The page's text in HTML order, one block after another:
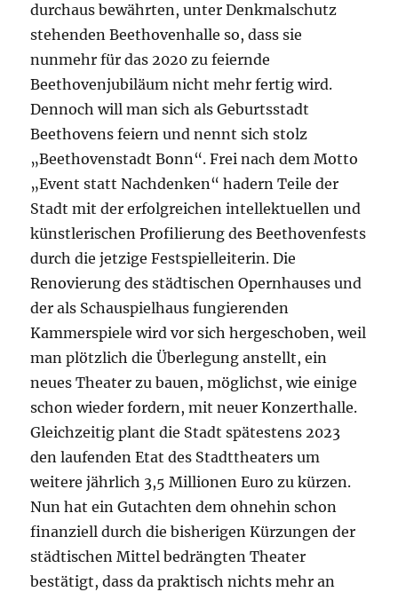
durchaus bewährten, unter Denkmalschutz
stehenden Beethovenhalle so, dass sie
nunmehr für das 2020 zu feiernde
Beethovenjubiläum nicht mehr fertig wird.
Dennoch will man sich als Geburtsstadt
Beethovens feiern und nennt sich stolz
„Beethovenstadt Bonn“. Frei nach dem Motto
„Event statt Nachdenken“ hadern Teile der
Stadt mit der erfolgreichen intellektuellen und
künstlerischen Profilierung des Beethovenfests
durch die jetzige Festspielleiterin. Die
Renovierung des städtischen Opernhauses und
der als Schauspielhaus fungierenden
Kammerspiele wird vor sich hergeschoben, weil
man plötzlich die Überlegung anstellt, ein
neues Theater zu bauen, möglichst, wie einige
schon wieder fordern, mit neuer Konzerthalle.
Gleichzeitig plant die Stadt spätestens 2023
den laufenden Etat des Stadttheaters um
weitere jährlich 3,5 Millionen Euro zu kürzen.
Nun hat ein Gutachten dem ohnehin schon
finanziell durch die bisherigen Kürzungen der
städtischen Mittel bedrängten Theater
bestätigt, dass da praktisch nichts mehr an